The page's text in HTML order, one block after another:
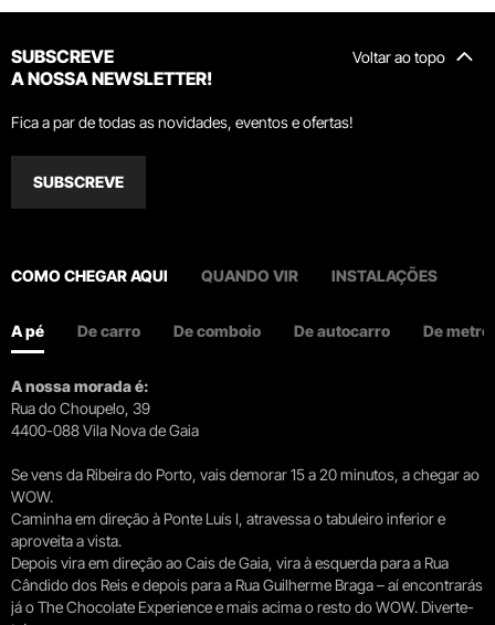
Voltar ao topo
SUBSCREVE
A NOSSA NEWSLETTER!
Fica a par de todas as novidades, eventos e ofertas!
SUBSCREVE
COMO CHEGAR AQUI QUANDO VIR INSTALAÇÕES
A pé De carro De comboio De autocarro De metro
A nossa morada é:
Rua do Choupelo, 39
4400-088 Vila Nova de Gaia
Se vens da Ribeira do Porto, vais demorar 15 a 20 minutos, a chegar ao
WOW.
Caminha em direção à Ponte Luís I, atravessa o tabuleiro inferior e
aproveita a vista.
Depois vira em direção ao Cais de Gaia, vira à esquerda para a Rua
Cândido dos Reis e depois para a Rua Guilherme Braga – aí encontrarás
já o The Chocolate Experience e mais acima o resto do WOW. Diverte-